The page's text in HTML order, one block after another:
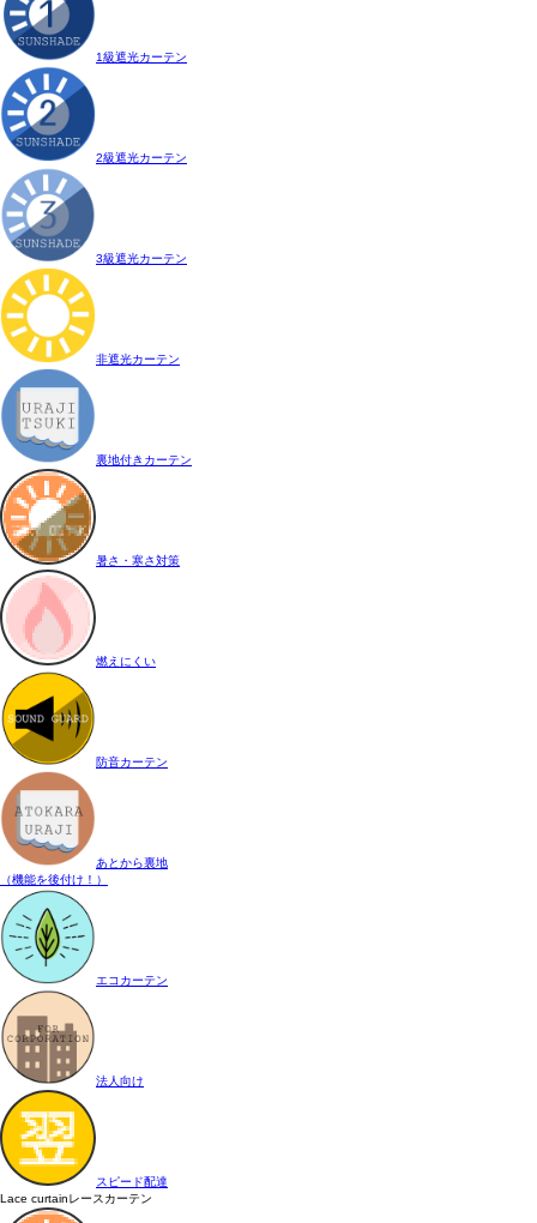
1級遮光カーテン
2級遮光カーテン
3級遮光カーテン
非遮光カーテン
裏地付きカーテン
暑さ・寒さ対策
燃えにくい
防音カーテン
あとから裏地
（機能を後付け！）
エコカーテン
法人向け
スピード配達
Lace curtainレースカーテン